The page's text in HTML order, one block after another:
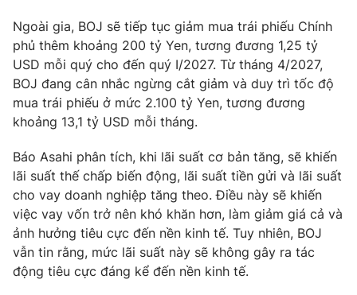
Thị trường
Tư vấn
Chuyên mục khác
Emagazine Podcast
Photo Infographic
Video Shorts video
VTV Money VTV Thể thao
Ngoài gia, BOJ sẽ tiếp tục giảm mua trái phiếu Chính
phủ thêm khoảng 200 tỷ Yen, tương đương 1,25 tỷ
USD mỗi quý cho đến quý I/2027. Từ tháng 4/2027,
BOJ đang cân nhắc ngừng cắt giảm và duy trì tốc độ
mua trái phiếu ở mức 2.100 tỷ Yen, tương đương
khoảng 13,1 tỷ USD mỗi tháng.
Báo Asahi phân tích, khi lãi suất cơ bản tăng, sẽ khiến
lãi suất thế chấp biến động, lãi suất tiền gửi và lãi suất
cho vay doanh nghiệp tăng theo. Điều này sẽ khiến
việc vay vốn trở nên khó khăn hơn, làm giảm giá cả và
ảnh hưởng tiêu cực đến nền kinh tế. Tuy nhiên, BOJ
vẫn tin rằng, mức lãi suất này sẽ không gây ra tác
động tiêu cực đáng kể đến nền kinh tế.